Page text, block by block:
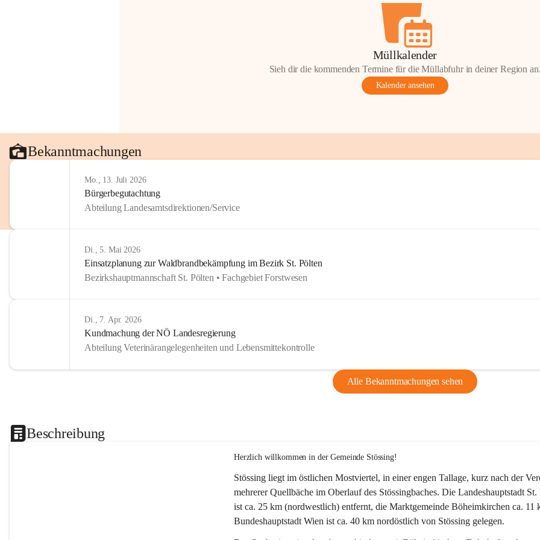
Müllkalender
Sieh dir die kommenden Termine für die Müllabfuhr in deiner Region
Kalender ansehen
Bekanntmachungen
Mo., 13. Juli 2026
Bürgerbegutachtung
Abteilung Landesamtsdirektionen/Service
Di., 5. Mai 2026
Einsatzplanung zur Waldbrandbekämpfung im Bezirk St. Pölten
Bezirkshauptmannschaft St. Pölten • Fachgebiet Forstwesen
Di., 7. Apr. 2026
Kundmachung der NÖ Landesregierung
Abteilung Veterinärangelegenheiten und Lebensmittekontrolle
Alle Bekanntmachungen sehen
Beschreibung
Herzlich willkommen in der Gemeinde Stössing!
Stössing liegt im östlichen Mostviertel, in einer engen Tallage, kurz nach der
mehrerer Quellbäche im Oberlauf des Stössingbaches. Die Landeshauptstadt
ist ca. 25 km (nordwestlich) entfernt, die Marktgemeinde Böheimkirchen ca.
Bundeshauptstadt Wien ist ca. 40 km nordöstlich von Stössing gelegen.